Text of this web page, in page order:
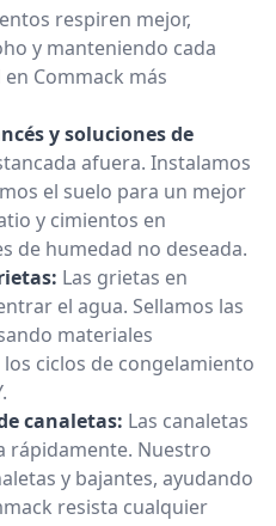
respiren mejor,
y manteniendo cada
Commack más
y soluciones de
afuera. Instalamos
el suelo para un mejor
y cimientos en
de humedad no deseada.
Las grietas en
el agua. Sellamos las
materiales
ciclos de congelamiento
canaletas: Las canaletas
rápidamente. Nuestro
y bajantes, ayudando
resista cualquier